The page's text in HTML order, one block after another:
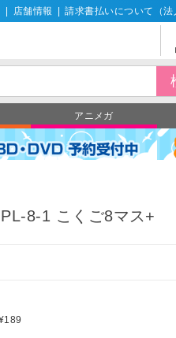
店舗情報 請求書払いについて（法
アニメガ
8-1 こくご8マス+